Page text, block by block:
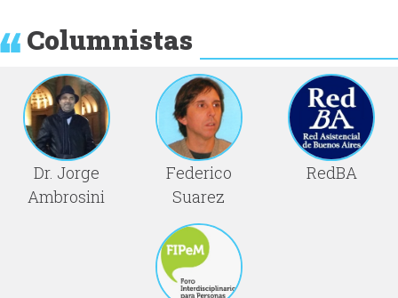
Columnistas
Dr. Jorge
Ambrosini
Federico
Suarez
RedBA